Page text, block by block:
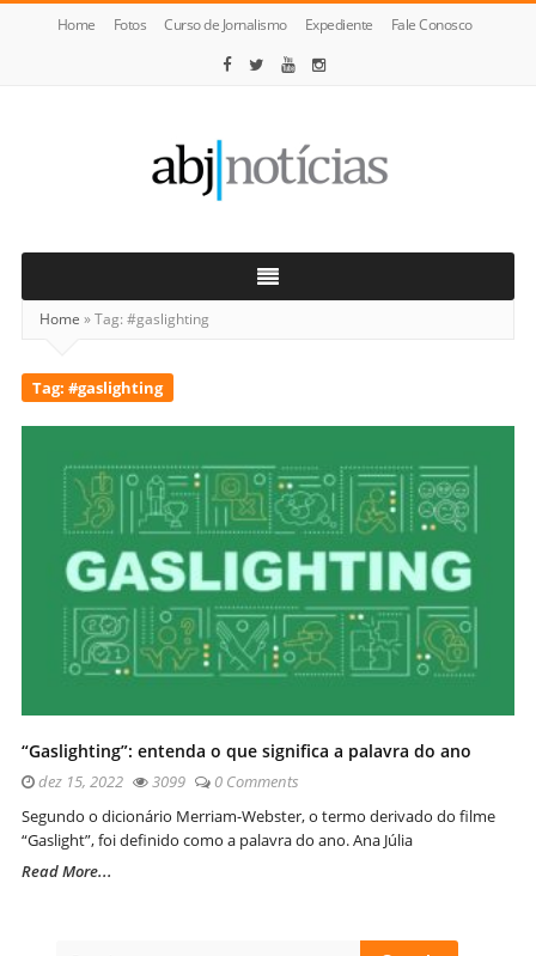
Home Fotos Curso de Jornalismo Expediente Fale Conosco
Notícias
Home »Tag: #gaslighting
Tag: #gaslighting
“Gaslighting”: entenda o que significa a palavra do ano
dez 15, 2022 3099
0 Comments
Segundo o dicionário Merriam-Webster, o termo derivado do filme
“Gaslight”, foi definido como a palavra do ano. Ana Júlia
Read More...